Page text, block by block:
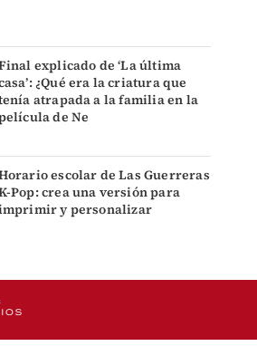
explicado de ‘La última
¿Qué era la criatura que
atrapada a la familia en la
de Ne
escolar de Las Guerreras
Pop: crea una versión para
y personalizar